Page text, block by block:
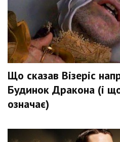
Що сказав Візеріс
Будинок Дракона (і
означає)